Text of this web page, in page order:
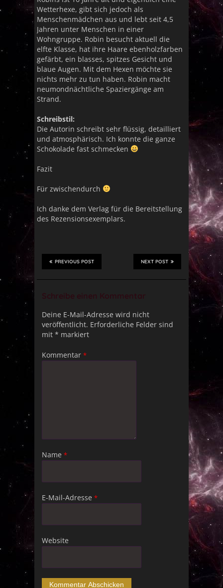
Wetterhexe, gibt sich jedoch als
Menschenmädchen aus und lebt seit 4,5
Jahren unter Menschen in einer
Wohngruppe. Robin besucht aktuell die
elfte Klasse, hat ihre Haare ebenholzfarben
gefärbt, ein blasses, spitzes Gesicht und
blaue Augen. Mit dem Hexen möchte sie
nichts mehr zu tun haben. Robin macht
neumondnächtliche Spaziergänge am
Strand.
Schreibstil:
Die Autorin schreibt sehr flüssig, detailliert
und atmosphärisch. Ich konnte die ganze
Schokolade fast schmecken
Fazit
Für zwischendurch
Ich danke dem Verlag für die Bereitstellung
des Rezensionsexemplars.
NEXT POST
PREVIOUS POST
Deine E-Mail-Adresse wird nicht
veröffentlicht. Erforderliche Felder sind
mit * markiert
Kommentar *
Name *
E-Mail-Adresse *
Website